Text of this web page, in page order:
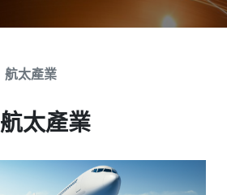
航太產業
航太產業